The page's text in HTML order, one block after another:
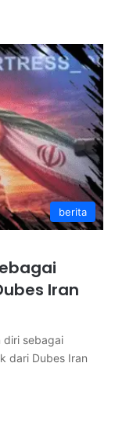
berita
Iran
diri sebagai
dari Dubes Iran